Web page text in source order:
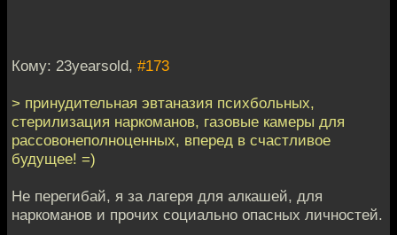
Кому: 23yearsold, #173
> принудительная эвтаназия психбольных,
стерилизация наркоманов, газовые камеры для
рассовонеполноценных, вперед в счастливое
будущее! =)
Не перегибай, я за лагеря для алкашей, для
наркоманов и прочих социально опасных личностей.